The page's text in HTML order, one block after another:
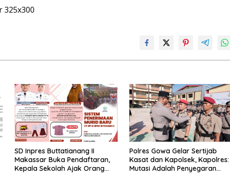
SD Inpres Buttatianang II
Makassar Buka Pendaftaran,
Kepala Sekolah Ajak Orang
Polres Gowa Gelar Sertijab
Kasat dan Kapolsek, Kapolres:
Mutasi Adalah Penyegaran